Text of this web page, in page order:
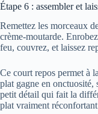
Étape 6 : assembler et
Remettez les morceaux
crème-moutarde.
feu, couvrez, et laissez
Ce court repos permet à
plat gagne en onctuosité,
petit détail qui fait la
plat vraiment